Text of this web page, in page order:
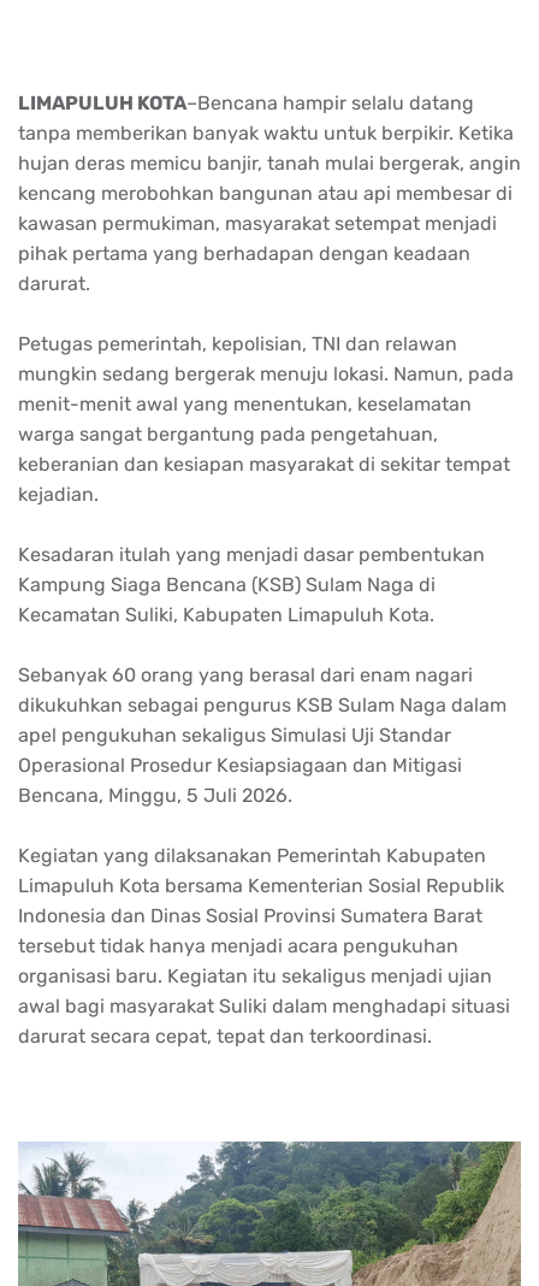
LIMAPULUH KOTA–Bencana hampir selalu datang
tanpa memberikan banyak waktu untuk berpikir. Ketika
hujan deras memicu banjir, tanah mulai bergerak, angin
kencang merobohkan bangunan atau api membesar di
kawasan permukiman, masyarakat setempat menjadi
pihak pertama yang berhadapan dengan keadaan
darurat.
Petugas pemerintah, kepolisian, TNI dan relawan
mungkin sedang bergerak menuju lokasi. Namun, pada
menit-menit awal yang menentukan, keselamatan
warga sangat bergantung pada pengetahuan,
keberanian dan kesiapan masyarakat di sekitar tempat
kejadian.
Kesadaran itulah yang menjadi dasar pembentukan
Kampung Siaga Bencana (KSB) Sulam Naga di
Kecamatan Suliki, Kabupaten Limapuluh Kota.
Sebanyak 60 orang yang berasal dari enam nagari
dikukuhkan sebagai pengurus KSB Sulam Naga dalam
apel pengukuhan sekaligus Simulasi Uji Standar
Operasional Prosedur Kesiapsiagaan dan Mitigasi
Bencana, Minggu, 5 Juli 2026.
Kegiatan yang dilaksanakan Pemerintah Kabupaten
Limapuluh Kota bersama Kementerian Sosial Republik
Indonesia dan Dinas Sosial Provinsi Sumatera Barat
tersebut tidak hanya menjadi acara pengukuhan
organisasi baru. Kegiatan itu sekaligus menjadi ujian
awal bagi masyarakat Suliki dalam menghadapi situasi
darurat secara cepat, tepat dan terkoordinasi.